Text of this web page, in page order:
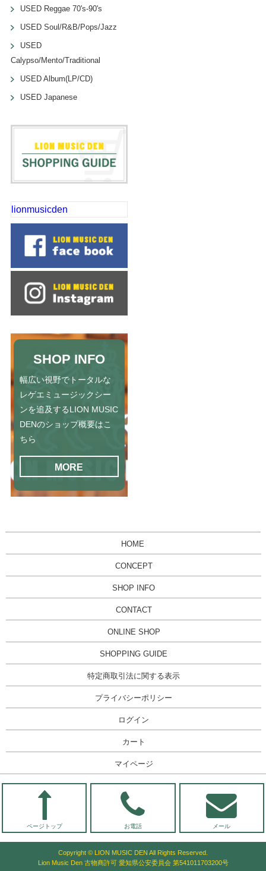
USED Reggae 70's-90's
USED Soul/R&B/Pops/Jazz
USED
Calypso/Mento/Traditional
USED Album(LP/CD)
USED Japanese
lionmusicden
SHOP INFO
幅広い視野でトータルな
レゲエミュージックシー
ンを追及するLION MUSIC
DENのショップ概要はこ
ちら
MORE
HOME
CONCEPT
SHOP INFO
CONTACT
ONLINE SHOP
SHOPPING GUIDE
特定商取引法に関する表示
プライバシーポリシー
ログイン
カート
マイページ
ページトップ お電話 メール
Copyright © LION MUSIC DEN All Rights Reserved.
Lion Music Den 古物商許可 愛知県公安委員会 第541011703200号